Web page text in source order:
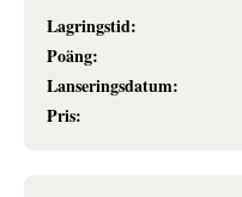
Lagringstid:
Poäng:
Lanseringsdatum:
Pris: